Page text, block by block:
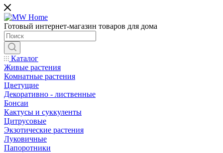
Готовый интернет-магазин товаров для дома
Каталог
Живые растения
Комнатные растения
Цветущие
Декоративно - лиственные
Бонсаи
Кактусы и суккуленты
Цитрусовые
Экзотические растения
Луковичные
Папоротники